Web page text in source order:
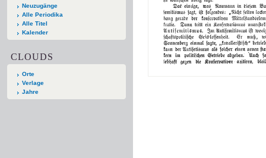
Neuzugänge
Alle Periodika
Alle Titel
Kalender
CLOUDS
Orte
Verlage
Jahre